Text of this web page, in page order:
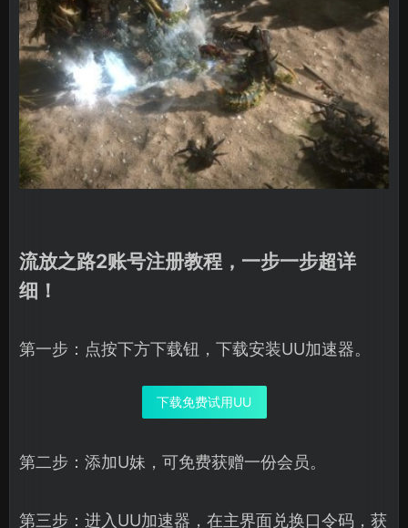
流放之路2账号注册教程，一步一步超详
细！
第一步：点按下方下载钮，下载安装UU加速器。
下载免费试用UU
第二步：添加U妹，可免费获赠一份会员。
第三步：进入UU加速器，在主界面兑换口令码，获